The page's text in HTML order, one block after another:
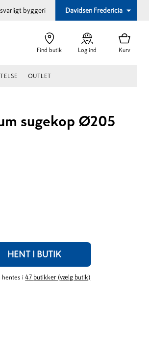
byggeri Davidsen Fredericia
Find butik Log ind Kurv
OUTLET
sugekop Ø205
HENT I BUTIK
hentes i 47 butikker (vælg butik)